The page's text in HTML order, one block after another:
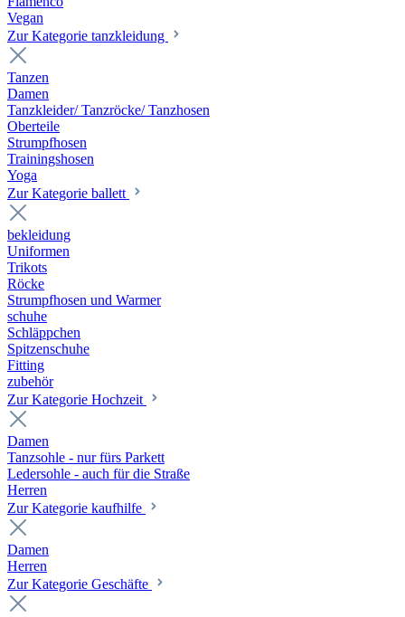
Vegan
Zur Kategorie tanzkleidung
Tanzen
Damen
Tanzkleider/ Tanzröcke/ Tanzhosen
Oberteile
Strumpfhosen
Trainingshosen
Yoga
Zur Kategorie ballett
bekleidung
Uniformen
Trikots
Röcke
Strumpfhosen und Warmer
schuhe
Schläppchen
Spitzenschuhe
Fitting
zubehör
Zur Kategorie Hochzeit
Damen
Tanzsohle - nur fürs Parkett
Ledersohle - auch für die Straße
Herren
Zur Kategorie kaufhilfe
Damen
Herren
Zur Kategorie Geschäfte